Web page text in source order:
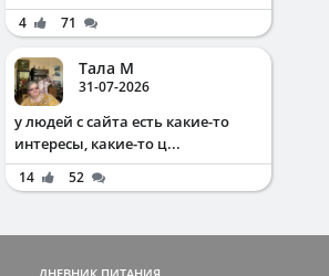
4 71
Тала М
31-07-2026
у людей с сайта есть какие-то
интересы, какие-то ц...
14 52